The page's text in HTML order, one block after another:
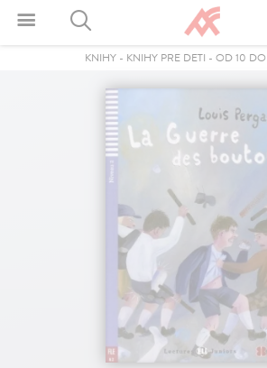
KNIHY - KNIHY PRE DETI - OD 10